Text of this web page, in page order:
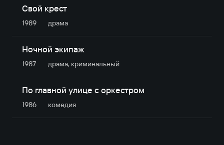
Свой крест
1989 драма
Ночной экипаж
1987 драма, криминальный
По главной улице с оркестром
1986 комедия